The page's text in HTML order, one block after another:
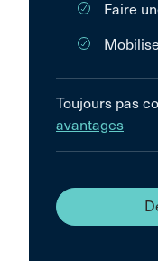
Faire
Toujours pas
avantages